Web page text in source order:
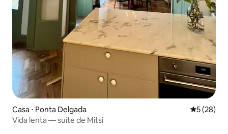
Casa ⋅ Ponta Delgada 5 de uma
5 (28)
Vida lenta — suíte de Mitsi